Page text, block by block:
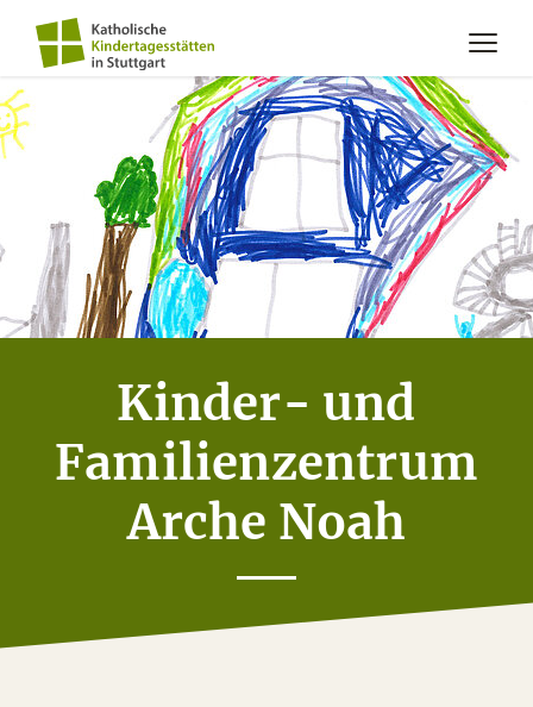
Kinder- und
Familienzentrum
Arche Noah